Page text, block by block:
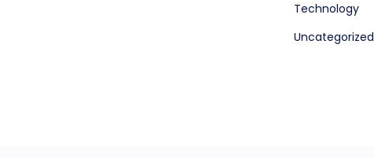
Technology
Uncategorized